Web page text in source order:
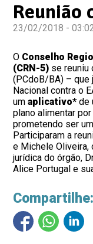
Reunião
23/02/2018 -
O Conselho
(CRN-5) se reuniu
(PCdoB/BA) – que
Nacional contra o
umaplicativo*de
plano alimentar
prometendo ser
Participaram a
e Michele Oliveira,
jurídica do órgão,
Alice Portugal e
Compartilhe: